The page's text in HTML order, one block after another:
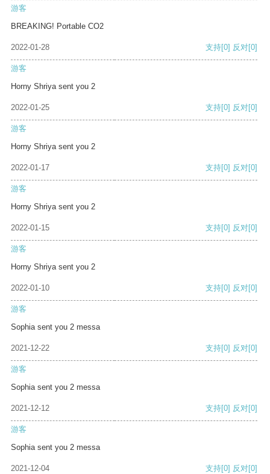
游客
BREAKING! Portable CO2
2022-01-28 支持[0] 反对[0]
游客
Horny Shriya sent you 2
2022-01-25 支持[0] 反对[0]
游客
Horny Shriya sent you 2
2022-01-17 支持[0] 反对[0]
游客
Horny Shriya sent you 2
2022-01-15 支持[0] 反对[0]
游客
Horny Shriya sent you 2
2022-01-10 支持[0] 反对[0]
游客
Sophia sent you 2 messa
2021-12-22 支持[0] 反对[0]
游客
Sophia sent you 2 messa
2021-12-12 支持[0] 反对[0]
游客
Sophia sent you 2 messa
2021-12-04 支持[0] 反对[0]